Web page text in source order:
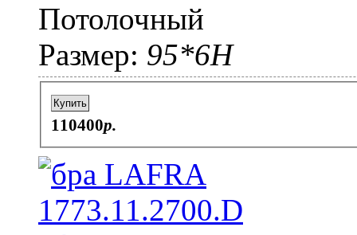
Потолочный
Размер: 95*6H
Купить
110400p.